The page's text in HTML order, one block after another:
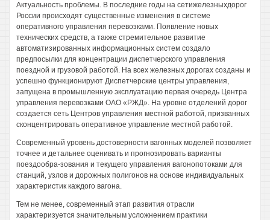
Актуальность проблемы. В последние годы на сетижелезныхдорог
России происходят существенные изменения в системе
оперативного управления перевозками. Появление новых
технических средств, а также стремительное развитие
автоматизированных информационных систем создало
предпосылки для концентрации диспетчерского управления
поездной и грузовой работой. На всех железных дорогах созданы и
успешно функционируют Диспетчерские центры управления,
запущена в промышленную эксплуатацию первая очередь Центра
управления перевозками ОАО «РЖД». На уровне отделений дорог
создается сеть Центров управления местной работой, призванных
сконцентрировать оперативное управление местной работой.
Современный уровень достоверности вагонных моделей позволяет
точнее и детальнее оценивать и прогнозировать варианты
поездообра-зования и текущего управления вагонопотоками для
станций, узлов и дорожных полигонов на основе индивидуальных
характеристик каждого вагона.
Тем не менее, современный этап развития отрасли
характеризуется значительным усложнением практики